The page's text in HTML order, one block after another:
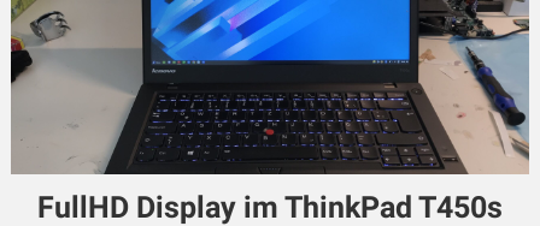
FullHD Display im ThinkPad T450s